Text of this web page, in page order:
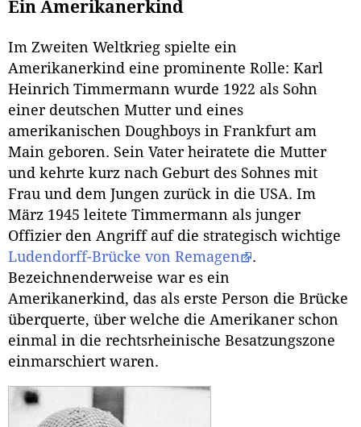
Ein Amerikanerkind
Im Zweiten Weltkrieg spielte ein
Amerikanerkind eine prominente Rolle: Karl
Heinrich Timmermann wurde 1922 als Sohn
einer deutschen Mutter und eines
amerikanischen Doughboys in Frankfurt am
Main geboren. Sein Vater heiratete die Mutter
und kehrte kurz nach Geburt des Sohnes mit
Frau und dem Jungen zurück in die USA. Im
März 1945 leitete Timmermann als junger
Offizier den Angriff auf die strategisch wichtige
Ludendorff-Brücke von Remagen
.
Bezeichnenderweise war es ein
Amerikanerkind, das als erste Person die Brücke
überquerte, über welche die Amerikaner schon
einmal in die rechtsrheinische Besatzungszone
einmarschiert waren.